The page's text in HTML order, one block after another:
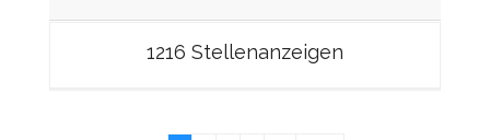
1216 Stellenanzeigen